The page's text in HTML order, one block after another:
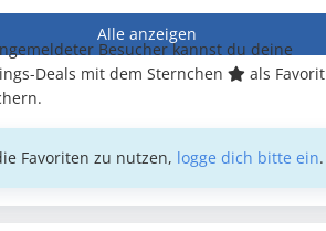
Alle anzeigen
Besucher kannst du deine
Deals mit dem Sternchen
als Favorit
Favoriten zu nutzen, logge dich bitte ein.